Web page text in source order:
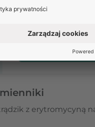
Masz pytania
Odpowiedź na pytanie
umów się na teleporadę
ZAPYTAJ O LEK
z erytromycyną